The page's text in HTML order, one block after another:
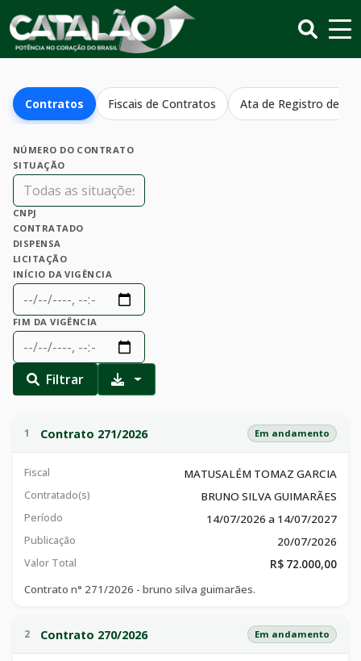
Contratos Fiscais de Contratos Ata de Registro de
NÚMERO DO CONTRATO
SITUAÇÃO
CNPJ
CONTRATADO
DISPENSA
LICITAÇÃO
INÍCIO DA VIGÊNCIA
FIM DA VIGÊNCIA
Filtrar
1 Contrato 271/2026 Em andamento
Fiscal MATUSALÉM TOMAZ GARCIA
Contratado(s) BRUNO SILVA GUIMARÃES
Período 14/07/2026 a 14/07/2027
Publicação 20/07/2026
Valor Total
R$ 72.000,00
Contrato n° 271/2026 - bruno silva guimarães.
2 Contrato 270/2026 Em andamento